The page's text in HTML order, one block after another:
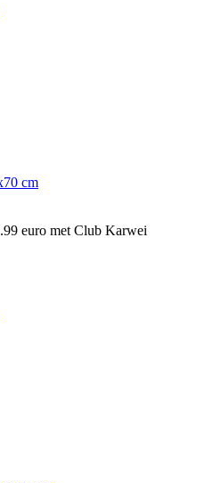
cm
euro met Club Karwei